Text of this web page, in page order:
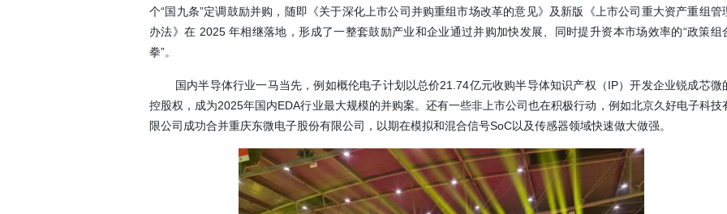
个“国九条”定调鼓励并购，随即《关于深化上市公司并购重组市场改革的意见》及新版《上市公司重大资产重组管
办法》在 2025 年相继落地，形成了一整套鼓励产业和企业通过并购加快发展、同时提升资本市场效率的“政策组
拳”。
国内半导体行业一马当先，例如概伦电子计划以总价21.74亿元收购半导体知识产权（IP）开发企业锐成芯微
控股权，成为2025年国内EDA行业最大规模的并购案。还有一些非上市公司也在积极行动，例如北京久好电子科技
限公司成功合并重庆东微电子股份有限公司，以期在模拟和混合信号SoC以及传感器领域快速做大做强。